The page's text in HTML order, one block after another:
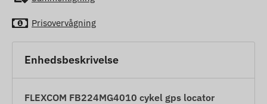
Prisovervågning
Enhedsbeskrivelse
FLEXCOM FB224MG4010 cykel gps locator